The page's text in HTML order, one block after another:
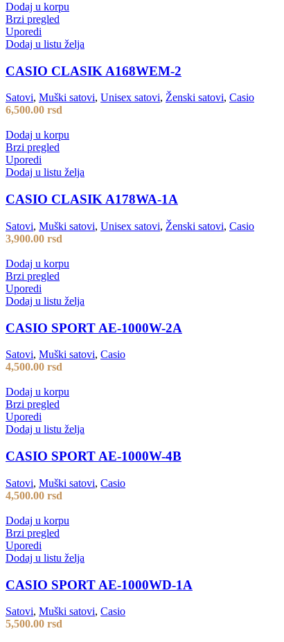
Dodaj u korpu
Brzi pregled
Uporedi
Dodaj u listu želja
CASIO CLASIK A168WEM-2
Satovi, Muški satovi, Unisex satovi, Ženski satovi, Casio
6,500.00 rsd
Dodaj u korpu
Brzi pregled
Uporedi
Dodaj u listu želja
CASIO CLASIK A178WA-1A
Satovi, Muški satovi, Unisex satovi, Ženski satovi, Casio
3,900.00 rsd
Dodaj u korpu
Brzi pregled
Uporedi
Dodaj u listu želja
CASIO SPORT AE-1000W-2A
Satovi, Muški satovi, Casio
4,500.00 rsd
Dodaj u korpu
Brzi pregled
Uporedi
Dodaj u listu želja
CASIO SPORT AE-1000W-4B
Satovi, Muški satovi, Casio
4,500.00 rsd
Dodaj u korpu
Brzi pregled
Uporedi
Dodaj u listu želja
CASIO SPORT AE-1000WD-1A
Satovi, Muški satovi, Casio
5,500.00 rsd